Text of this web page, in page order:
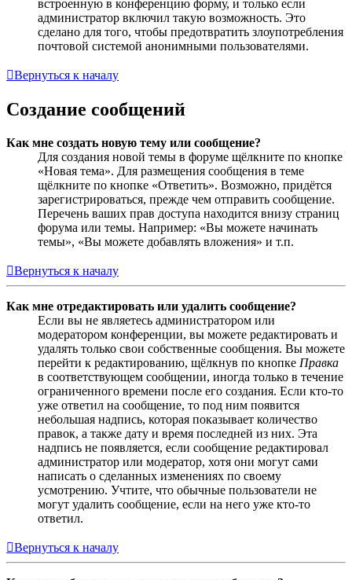
встроенную в конференцию форму, и только если
администратор включил такую возможность. Это
сделано для того, чтобы предотвратить злоупотребления
почтовой системой анонимными пользователями.
Вернуться к началу
Создание сообщений
Как мне создать новую тему или сообщение?
Для создания новой темы в форуме щёлкните по кнопке
«Новая тема». Для размещения сообщения в теме
щёлкните по кнопке «Ответить». Возможно, придётся
зарегистрироваться, прежде чем отправить сообщение.
Перечень ваших прав доступа находится внизу страниц
форума или темы. Например: «Вы можете начинать
темы», «Вы можете добавлять вложения» и т.п.
Вернуться к началу
Как мне отредактировать или удалить сообщение?
Если вы не являетесь администратором или
модератором конференции, вы можете редактировать и
удалять только свои собственные сообщения. Вы можете
перейти к редактированию, щёлкнув по кнопке Правка
в соответствующем сообщении, иногда только в течение
ограниченного времени после его создания. Если кто-то
уже ответил на сообщение, то под ним появится
небольшая надпись, которая показывает количество
правок, а также дату и время последней из них. Эта
надпись не появляется, если сообщение редактировал
администратор или модератор, хотя они могут сами
написать о сделанных изменениях по своему
усмотрению. Учтите, что обычные пользователи не
могут удалить сообщение, если на него уже кто-то
ответил.
Вернуться к началу